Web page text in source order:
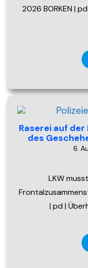
2026 BORKEN |
Raserei auf der
des
6.
LKW
| pd |